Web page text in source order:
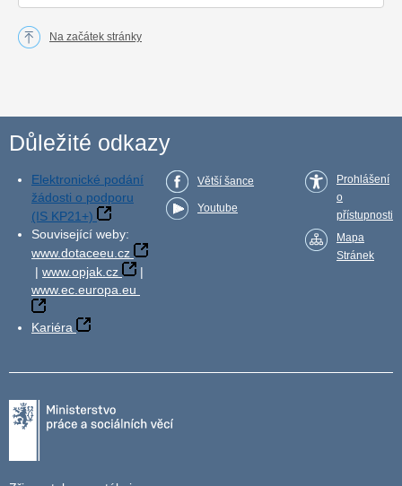
Na začátek stránky
Důležité odkazy
Elektronické podání
žádosti o podporu
(IS KP21+)
Související weby:
www.dotaceeu.cz
| www.opjak.cz
|
www.ec.europa.eu
Kariéra
Větší šance
Youtube
Prohlášení
o
přístupnosti
Mapa
Stránek